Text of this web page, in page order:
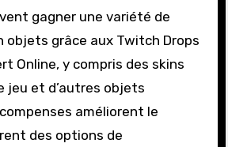
gagner une variété de
objets grâce aux Twitch Drops
Online, y compris des skins
jeu et d’autres objets
améliorent le
des options de